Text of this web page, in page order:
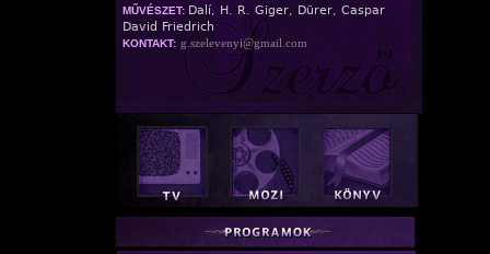
MŰVÉSZET: Dalí, H. R. Giger, Dürer, Caspar
David Friedrich
KONTAKT: g.szelevenyi@gmail.com